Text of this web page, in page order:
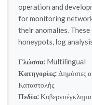
operation and
for monitoring
their anomalies.
honeypots, log
Γλώσσα: Multilingual
Κατηγορίες: Δημόσιες
Καταστολής
Πεδία: Κυβερνοέγκλημα